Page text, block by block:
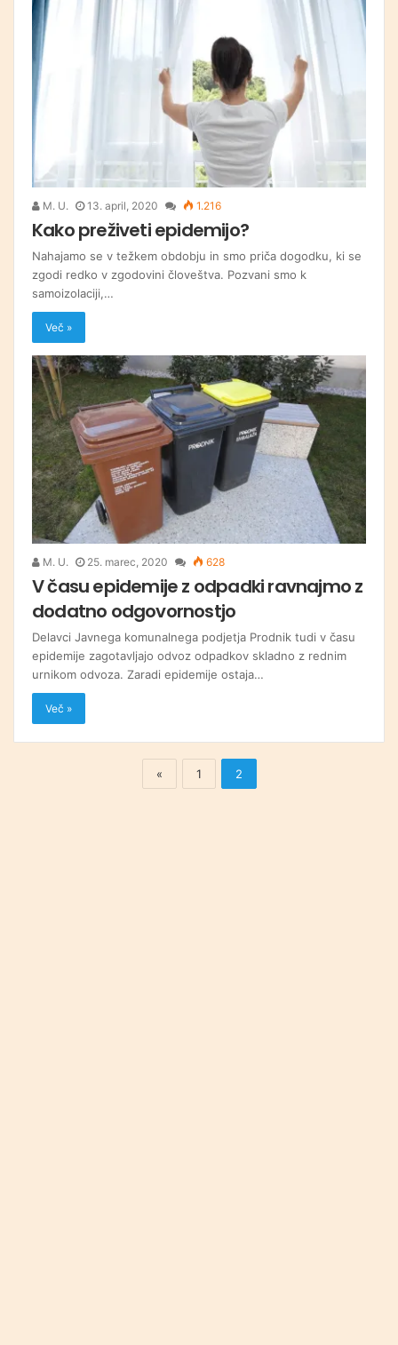
M. U. 13. april, 2020 1.216
Kako preživeti epidemijo?
Nahajamo se v težkem obdobju in smo priča dogodku, ki se
zgodi redko v zgodovini človeštva. Pozvani smo k
samoizolaciji,…
Več »
M. U. 25. marec, 2020 628
V času epidemije z odpadki ravnajmo z
dodatno odgovornostjo
Delavci Javnega komunalnega podjetja Prodnik tudi v času
epidemije zagotavljajo odvoz odpadkov skladno z rednim
urnikom odvoza. Zaradi epidemije ostaja…
Več »
« 1 2